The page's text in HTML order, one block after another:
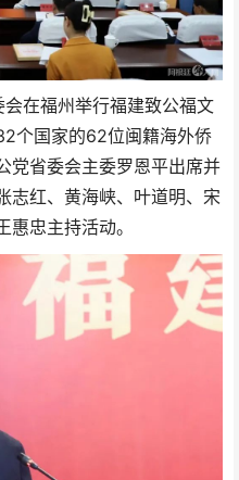
在福州举行福建致公福文
个国家的62位闽籍海外侨
党省委会主委罗恩平出席并
志红、黄海峡、叶道明、宋
忠主持活动。